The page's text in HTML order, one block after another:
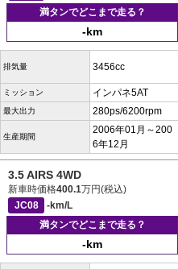
満タンでどこまで走る？
-km
排気量 3456cc
ミッション インパネ5AT
最大出力 280ps/6200rpm
生産期間
2006年01月～200
6年12月
3.5 AIRS 4WD
新車時価格400.1万円(税込)
JC08
-km/L
満タンでどこまで走る？
-km